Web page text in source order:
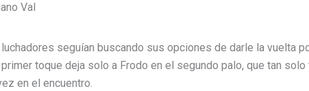
Val
seguían buscando sus opciones de darle la vuelta
toque deja solo a Frodo en el segundo palo, que tan
en el encuentro.